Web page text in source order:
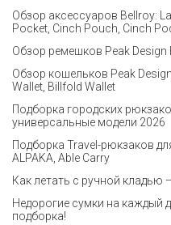
Обзор аксессуаров Bellroy:
Pocket, Cinch Pouch, Cinch
Обзор ремешков Peak Design
Обзор кошельков Peak
Wallet, Billfold Wallet
Подборка городских
универсальные модели 2026
Подборка Travel-рюкзаков
ALPAKA, Able Carry
Как летать с ручной кладью
Недорогие сумки на каждый
подборка!